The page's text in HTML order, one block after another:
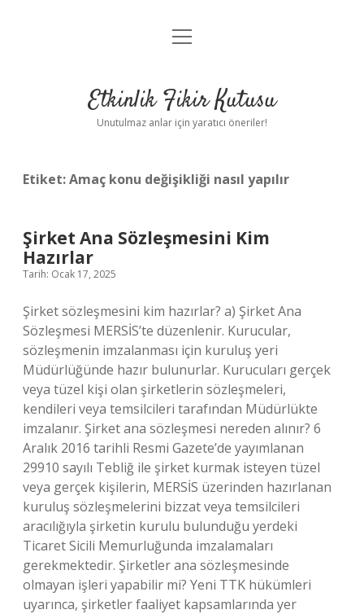
Anasayfa
Yasal Uyarı
menüyü
Etkinlik Fikir Kutusu
Unutulmaz anlar için yaratıcı öneriler!
Etiket:Amaç konu değişikliği nasıl yapılır
Şirket Ana Sözleşmesini Kim
Hazırlar
Tarih: Ocak 17, 2025
Şirket sözleşmesini kim hazırlar? a) Şirket Ana
Sözleşmesi MERSİS’te düzenlenir. Kurucular,
sözleşmenin imzalanması için kuruluş yeri
Müdürlüğünde hazır bulunurlar. Kurucuları gerçek
veya tüzel kişi olan şirketlerin sözleşmeleri,
kendileri veya temsilcileri tarafından Müdürlükte
imzalanır. Şirket ana sözleşmesi nereden alınır? 6
Aralık 2016 tarihli Resmi Gazete’de yayımlanan
29910 sayılı Tebliğ ile şirket kurmak isteyen tüzel
veya gerçek kişilerin, MERSİS üzerinden hazırlanan
kuruluş sözleşmelerini bizzat veya temsilcileri
aracılığıyla şirketin kurulu bulunduğu yerdeki
Ticaret Sicili Memurluğunda imzalamaları
gerekmektedir. Şirketler ana sözleşmesinde
olmayan işleri yapabilir mi? Yeni TTK hükümleri
uyarınca, şirketler faaliyet kapsamlarında yer